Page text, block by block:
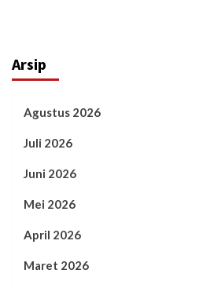
Arsip
Agustus 2026
Juli 2026
Juni 2026
Mei 2026
April 2026
Maret 2026